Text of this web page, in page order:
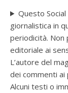
Questo
giornalistica in
periodicità.
editoriale ai
L’autore del
dei commenti ai
Alcuni testi o